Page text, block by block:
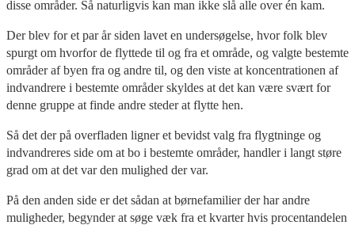
disse områder. Så naturligvis kan man ikke slå alle over én kam.
Der blev for et par år siden lavet en undersøgelse, hvor folk blev
spurgt om hvorfor de flyttede til og fra et område, og valgte bestemte
områder af byen fra og andre til, og den viste at koncentrationen af
indvandrere i bestemte områder skyldes at det kan være svært for
denne gruppe at finde andre steder at flytte hen.
Så det der på overfladen ligner et bevidst valg fra flygtninge og
indvandreres side om at bo i bestemte områder, handler i langt støre
grad om at det var den mulighed der var.
På den anden side er det sådan at børnefamilier der har andre
muligheder, begynder at søge væk fra et kvarter hvis procentandelen